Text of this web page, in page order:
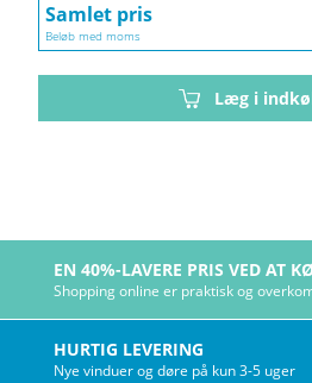
Samlet pris
Beløb med moms
Læg i
EN 40%-LAVERE PRIS VED AT
Shopping online er praktisk og
HURTIG LEVERING
Nye vinduer og døre på kun 3-5 uger